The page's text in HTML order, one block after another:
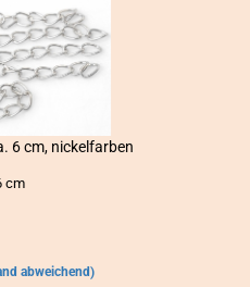
6 cm, ni­ckel­far­ben
cm
abweichend)